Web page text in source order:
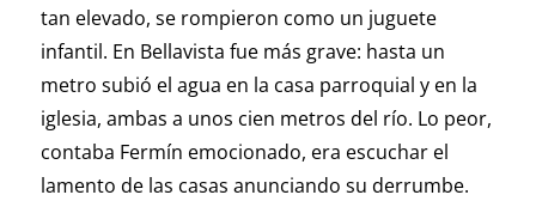
tan elevado, se rompieron como un juguete
infantil. En Bellavista fue más grave: hasta un
metro subió el agua en la casa parroquial y en la
iglesia, ambas a unos cien metros del río. Lo peor,
contaba Fermín emocionado, era escuchar el
lamento de las casas anunciando su derrumbe.